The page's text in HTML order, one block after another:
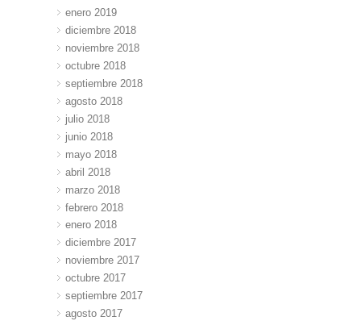
enero 2019
diciembre 2018
noviembre 2018
octubre 2018
septiembre 2018
agosto 2018
julio 2018
junio 2018
mayo 2018
abril 2018
marzo 2018
febrero 2018
enero 2018
diciembre 2017
noviembre 2017
octubre 2017
septiembre 2017
agosto 2017